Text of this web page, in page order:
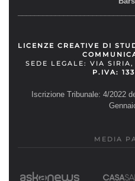
LICENZE CREATIVE DI
SEDE LEGALE: VIA
P.IVA:
Iscrizione Tribunale: 4/2022
MEDIA